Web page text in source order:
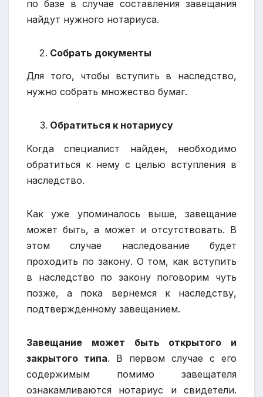
по базе в случае составления завещания
найдут нужного нотариуса.
Собрать документы
Для того, чтобы вступить в наследство,
нужно собрать множество бумаг.
Обратиться к нотариусу
Когда специалист найден, необходимо
обратиться к нему с целью вступления в
наследство.
Как уже упоминалось выше, завещание
может быть, а может и отсутствовать. В
этом случае наследование будет
проходить по закону. О том, как вступить
в наследство по закону поговорим чуть
позже, а пока вернемся к наследству,
подтвержденному завещанием.
Завещание может быть открытого и
закрытого типа. В первом случае с его
содержимым помимо завещателя
ознакамливаются нотариус и свидетели.